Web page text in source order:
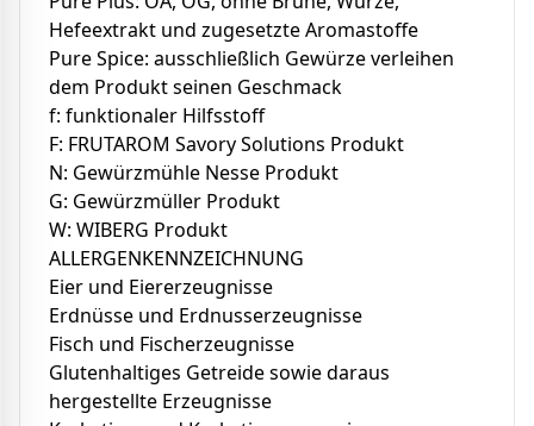
Hefeextrakt und zugesetzte Aromastoffe
Pure Spice: ausschließlich Gewürze verleihen
dem Produkt seinen Geschmack
f: funktionaler Hilfsstoff
F: FRUTAROM Savory Solutions Produkt
N: Gewürzmühle Nesse Produkt
G: Gewürzmüller Produkt
W: WIBERG Produkt
ALLERGENKENNZEICHNUNG
Eier und Eiererzeugnisse
Erdnüsse und Erdnusserzeugnisse
Fisch und Fischerzeugnisse
Glutenhaltiges Getreide sowie daraus
hergestellte Erzeugnisse